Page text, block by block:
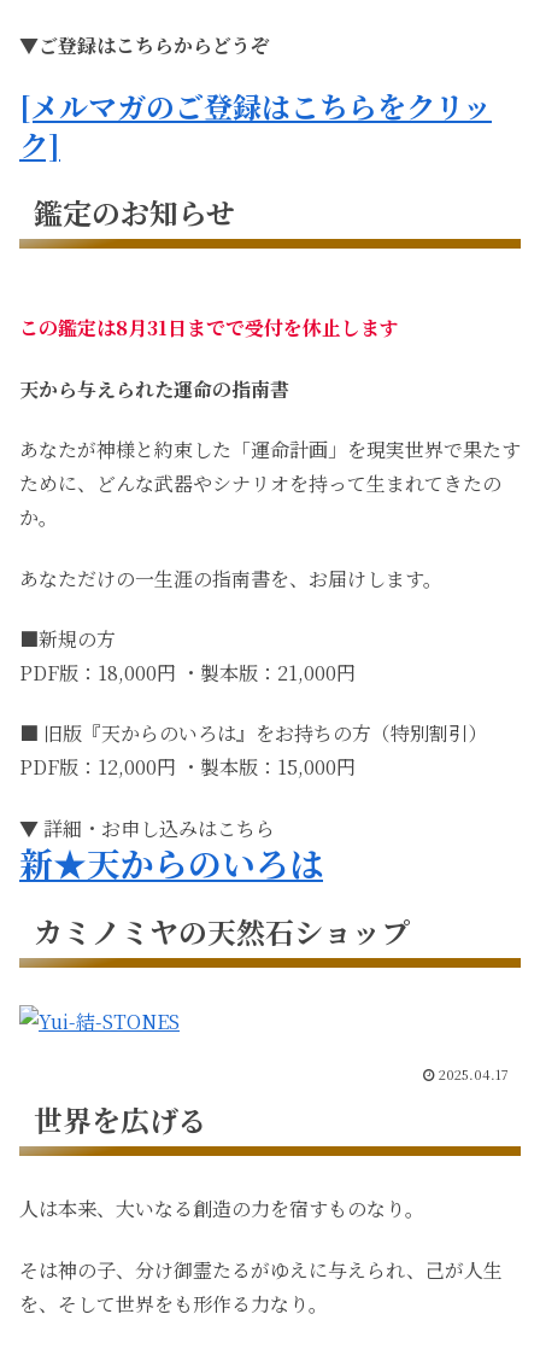
▼ご登録はこちらからどうぞ
[メルマガのご登録はこちらをクリッ
ク]
鑑定のお知らせ
この鑑定は8月31日までで受付を休止します
天から与えられた運命の指南書
あなたが神様と約束した「運命計画」を現実世界で果たす
ために、どんな武器やシナリオを持って生まれてきたの
か。
あなただけの一生涯の指南書を、お届けします。
■新規の方
PDF版：18,000円 ・製本版：21,000円
■ 旧版『天からのいろは』をお持ちの方（特別割引）
PDF版：12,000円 ・製本版：15,000円
▼ 詳細・お申し込みはこちら
新★天からのいろは
カミノミヤの天然石ショップ
2025.04.17
世界を広げる
人は本来、大いなる創造の力を宿すものなり。
そは神の子、分け御霊たるがゆえに与えられ、己が人生
を、そして世界をも形作る力なり。